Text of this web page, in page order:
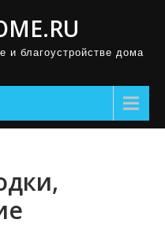
и благоустройстве дома